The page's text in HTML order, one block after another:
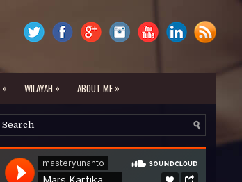
» WILAYAH » ABOUT ME »